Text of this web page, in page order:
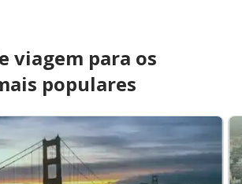
viagem para os
populares